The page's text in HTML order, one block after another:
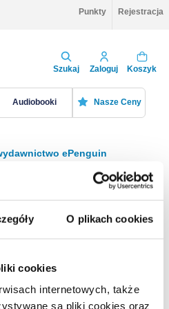
O plikach cookies
cookies
internetowych, także
są pliki cookies oraz
Punkty Rejestracja
Szukaj Zaloguj Koszyk
Audiobooki Nasze Ceny
ePenguin
Sortuj
Na stronie